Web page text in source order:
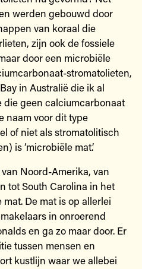
werden gebouwd door
van koraal die
zijn ook de fossiele
door een microbiële
stromatolieten,
in Australië die ik al
die geen calciumcarbonaat
naam voor dit type
of niet als stromatolitisch
is ‘microbiële mat’.
Noord-Amerika, van
tot South Carolina in het
De mat is op allerlei
in onroerend
en ga zo maar door. Er
tussen mensen en
kustlijn waar we allebei